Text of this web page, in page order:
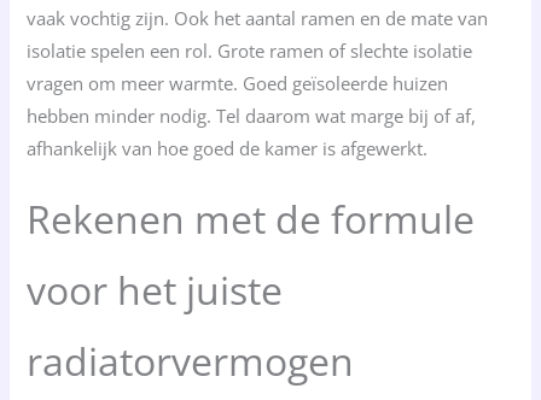
vaak vochtig zijn. Ook het aantal ramen en de mate van
isolatie spelen een rol. Grote ramen of slechte isolatie
vragen om meer warmte. Goed geïsoleerde huizen
hebben minder nodig. Tel daarom wat marge bij of af,
afhankelijk van hoe goed de kamer is afgewerkt.
Rekenen met de formule
voor het juiste
radiatorvermogen